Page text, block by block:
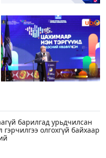
барилгад урьдчилсан
олгохгүй байхаар